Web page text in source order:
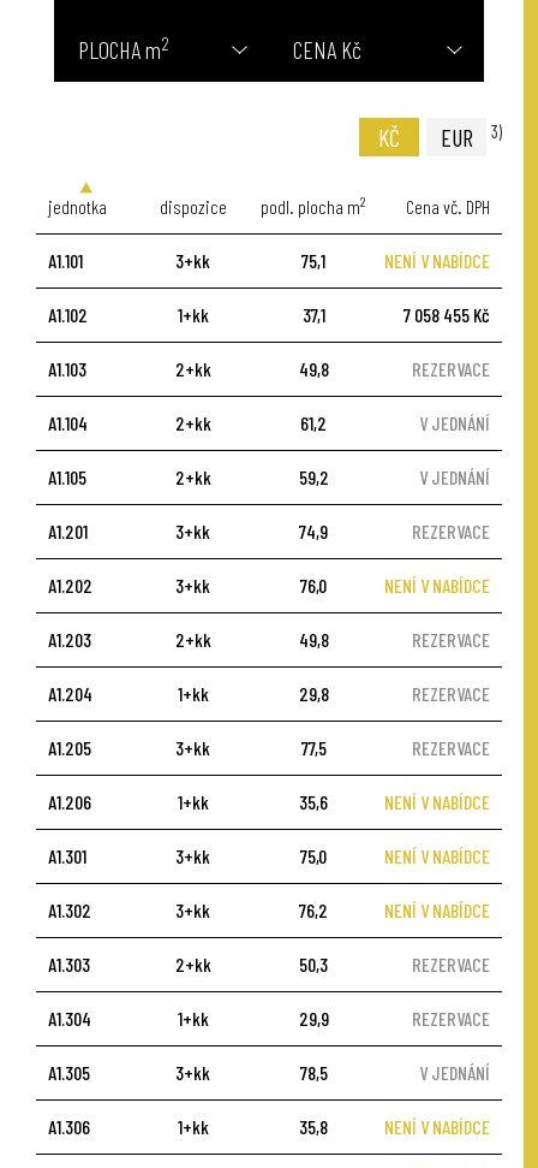
PLOCHA m2 CENA Kč
KČ EUR 3)
jednotka dispozice podl. plocha m2 Cena vč. DPH
A1.101 3+kk 75,1 NENÍ V NABÍDCE
A1.102 1+kk 37,1 7 058 455 Kč
A1.103 2+kk 49,8 REZERVACE
A1.104 2+kk 61,2 V JEDNÁNÍ
A1.105 2+kk 59,2 V JEDNÁNÍ
A1.201 3+kk 74,9 REZERVACE
A1.202 3+kk 76,0 NENÍ V NABÍDCE
A1.203 2+kk 49,8 REZERVACE
A1.204 1+kk 29,8 REZERVACE
A1.205 3+kk 77,5 REZERVACE
A1.206 1+kk 35,6 NENÍ V NABÍDCE
A1.301 3+kk 75,0 NENÍ V NABÍDCE
A1.302 3+kk 76,2 NENÍ V NABÍDCE
A1.303 2+kk 50,3 REZERVACE
A1.304 1+kk 29,9 REZERVACE
A1.305 3+kk 78,5 V JEDNÁNÍ
A1.306 1+kk 35,8 NENÍ V NABÍDCE